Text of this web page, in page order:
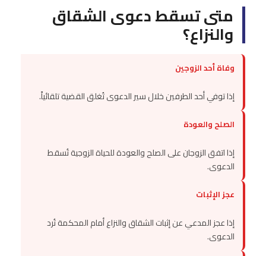
متى تسقط دعوى الشقاق
والنزاع؟
وفاة أحد الزوجين
إذا توفي أحد الطرفين خلال سير الدعوى تُغلق القضية تلقائياً.
الصلح والعودة
إذا اتفق الزوجان على الصلح والعودة للحياة الزوجية تُسقط
الدعوى.
عجز الإثبات
إذا عجز المدعي عن إثبات الشقاق والنزاع أمام المحكمة تُرد
الدعوى.